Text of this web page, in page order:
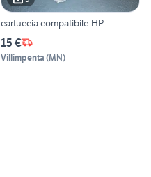
cartuccia compatibile HP
15 €
Villimpenta (MN)